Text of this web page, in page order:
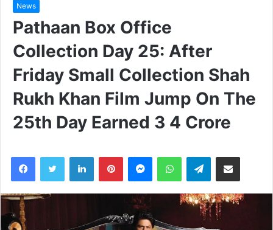
News
Pathaan Box Office
Collection Day 25: After
Friday Small Collection Shah
Rukh Khan Film Jump On The
25th Day Earned 3 4 Crore
Telegram